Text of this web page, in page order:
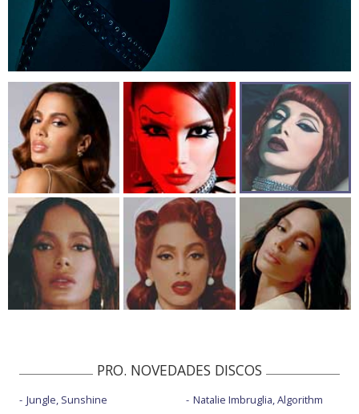
PRO. NOVEDADES DISCOS
Jungle, Sunshine
Natalie Imbruglia, Algorithm